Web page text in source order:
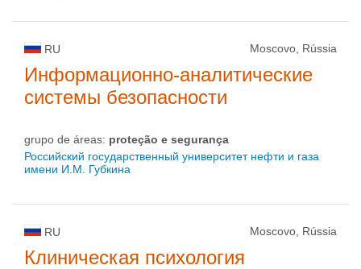
RU Moscovo, Rússia
Информационно-аналитические
системы безопасности
grupo de áreas: proteção e segurança
Российский государственный университет нефти и газа
имени И.М. Губкина
RU Moscovo, Rússia
Клиническая психология